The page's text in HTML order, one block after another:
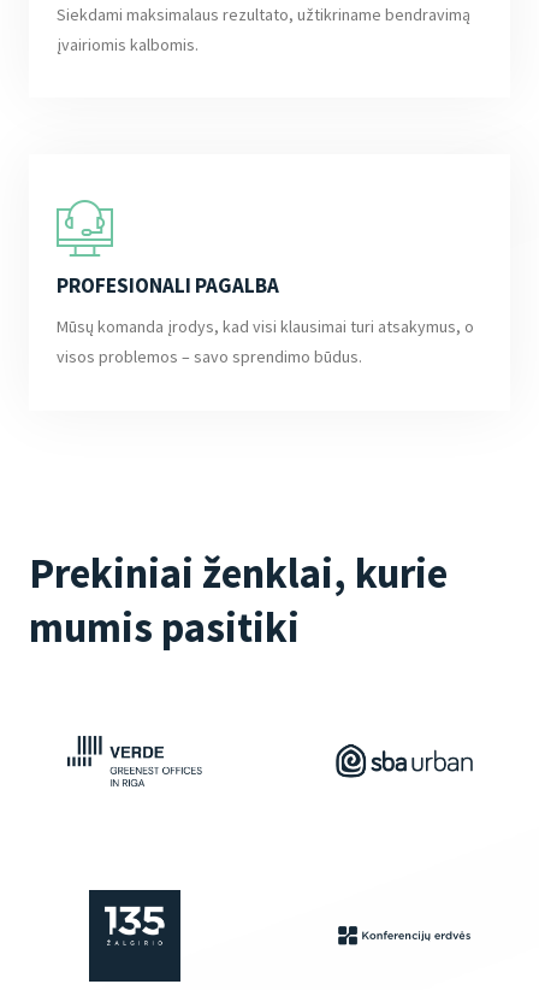
Siekdami maksimalaus rezultato, užtikriname bendravimą
įvairiomis kalbomis.
PROFESIONALI PAGALBA
Mūsų komanda įrodys, kad visi klausimai turi atsakymus, o
visos problemos – savo sprendimo būdus.
Prekiniai ženklai, kurie
mumis pasitiki